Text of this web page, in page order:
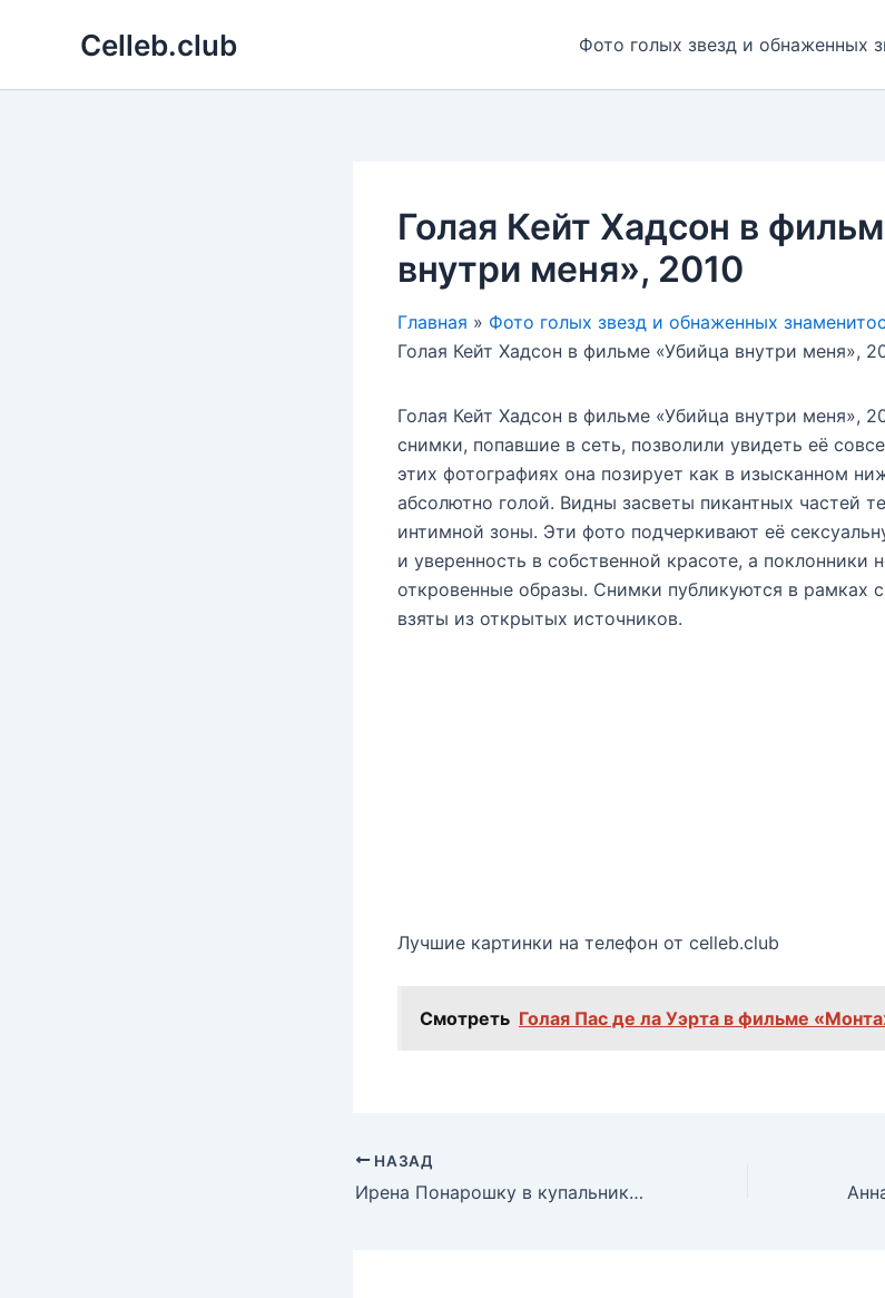
Celleb.club Фото голых звезд и обнаженных
Голая Кейт Хадсон в
внутри меня», 2010
Главная
Фото голых звезд и обнаженных
Голая Кейт Хадсон в фильме «Убийца внутри меня»,
Голая Кейт Хадсон в фильме «Убийца внутри меня»,
снимки, попавшие в сеть, позволили увидеть её
этих фотографиях она позирует как в изысканном
абсолютно голой. Видны засветы пикантных частей
интимной зоны. Эти фото подчеркивают её
и уверенность в собственной красоте, а поклонники
откровенные образы. Снимки публикуются в рамках
взяты из открытых источников.
Лучшие картинки на телефон от celleb.club
Смотреть Голая Пас де ла Уэрта в фильме
НАЗАД
Ирена Понарошку в купальнике для журнала «Максим», 2014